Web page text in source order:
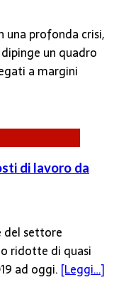
una profonda crisi,
un quadro
a margini
di lavoro da
del settore
ridotte di quasi
ad oggi. [Leggi…]